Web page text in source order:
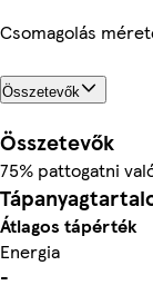
Csomagolás
Összetevők
Összetevők
75% pattogatni
Átlagos tápérték
Energia
-